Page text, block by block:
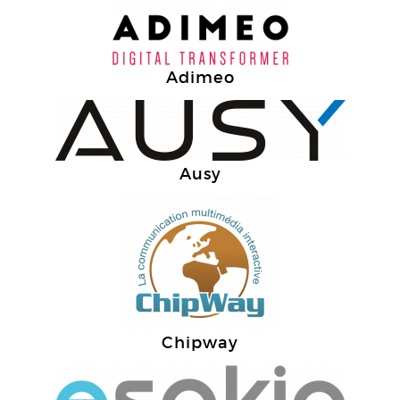
Adimeo
Ausy
Chipway